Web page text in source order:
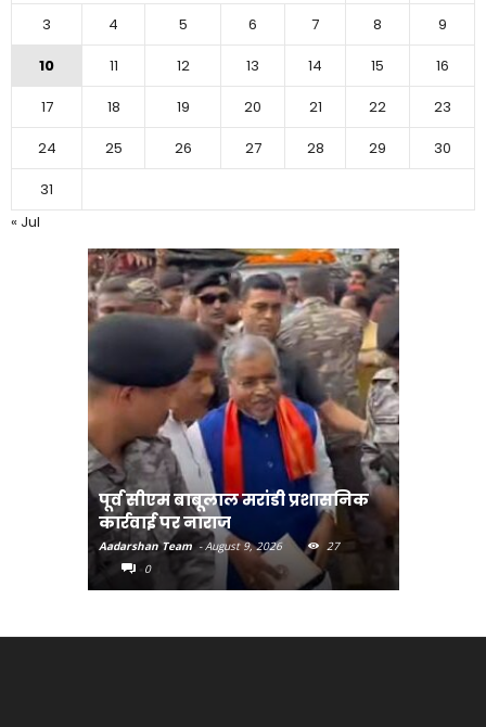
3
4 5 6 7 8
9
10
11 12 13 14 15
16
17
18 19 20 21 22
23
24
25 26 27 28 29
30
31
« Jul
पूर्व सीएम बाबूलाल मरांडी प्रशासनिक
कार्रवाई पर नाराज
Aadarshan Team - August 9, 2026
27
0